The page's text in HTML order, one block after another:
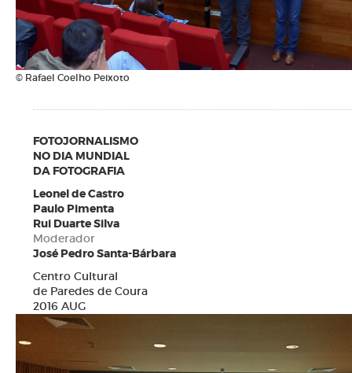
© Rafael Coelho Peixoto
FOTOJORNALISMO
NO DIA MUNDIAL
DA FOTOGRAFIA
Leonel de Castro
Paulo Pimenta
Rui Duarte Silva
Moderador
José Pedro Santa-Bárbara
Centro Cultural
de Paredes de Coura
2016 AUG